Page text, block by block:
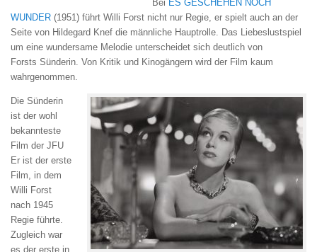
Bei ES GESCHEHEN NOCH
WUNDER (1951) führt Willi Forst nicht nur Regie, er spielt auch an der
Seite von Hildegard Knef die männliche Hauptrolle. Das Liebeslustspiel
um eine wundersame Melodie unterscheidet sich deutlich von
Forsts Sünderin. Von Kritik und Kinogängern wird der Film kaum
wahrgenommen.
Die Sünderin
ist der wohl
bekannteste
Film der JFU
Er ist der erste
Film, in dem
Willi Forst
nach 1945
Regie führte.
Zugleich war
es der erste in